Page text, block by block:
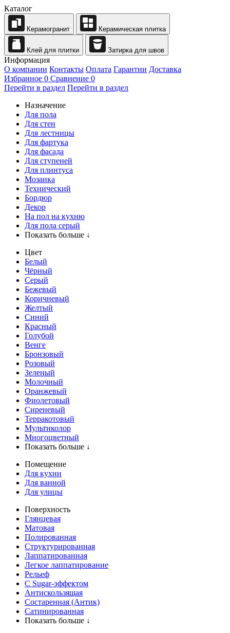
Каталог
Керамогранит Керамическая плитка
Клей для плитки Затирка для швов
Информация
О компании Контакты Оплата Гарантии Доставка
Избранное 0 Сравнение 0
Перейти в раздел Перейти в раздел
Назначение
Для пола
Для стен
Для лестницы
Для фартука
Для фасада
Для ступеней
Для плинтуса
Мозаика
Технический
Бордюр
Декор
На пол на кухню
Для пола серый
Показать больше ↓
Цвет
Белый
Чёрный
Серый
Бежевый
Коричневый
Желтый
Синий
Красный
Голубой
Венге
Бронзовый
Розовый
Зеленый
Молочный
Оранжевый
Фиолетовый
Сиреневый
Терракотовый
Мультиколор
Многоцветный
Показать больше ↓
Помещение
Для кухни
Для ванной
Для улицы
Поверхность
Глянцевая
Матовая
Полированная
Структурированная
Лаппатированная
Легкое лаппатирование
Рельеф
С Sugar-эффектом
Антискользящая
Состаренная (Антик)
Сатинированная
Показать больше ↓